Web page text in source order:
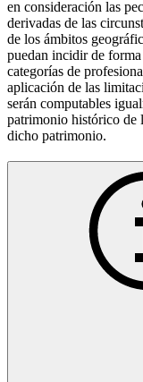
en consideración las
derivadas de las
de los ámbitos
puedan incidir de
categorías de
aplicación de las
serán computables
patrimonio histórico de
dicho patrimonio.